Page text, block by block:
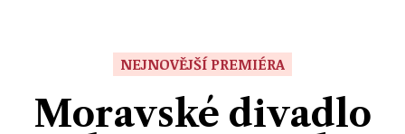
Přerov
Ekonomika
Ženy
Sport
NEJNOVĚJŠÍ PREMIÉRA
Moravské divadlo